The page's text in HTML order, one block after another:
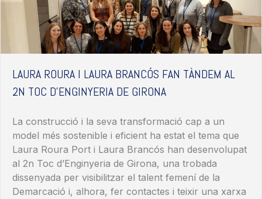
LAURA ROURA I LAURA BRANCÓS FAN TÀNDEM AL
2N TOC D’ENGINYERIA DE GIRONA
La construcció i la seva transformació cap a un
model més sostenible i eficient ha estat el tema que
Laura Roura Port i Laura Brancós han desenvolupat
al 2n Toc d’Enginyeria de Girona, una trobada
dissenyada per visibilitzar el talent femení de la
Demarcació i, alhora, fer contactes i teixir una xarxa